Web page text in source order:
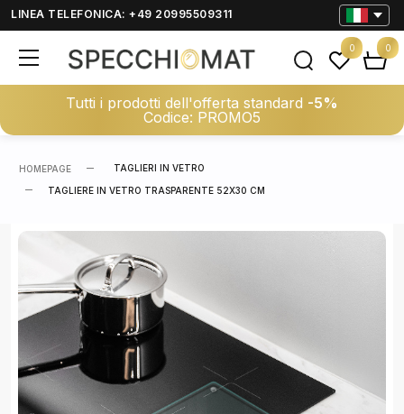
LINEA TELEFONICA: +49 20995509311
Tutti i prodotti dell'offerta standard -5%
Codice: PROMO5
0 0
HOMEPAGE TAGLIERI IN VETRO
TAGLIERE IN VETRO TRASPARENTE 52X30 CM